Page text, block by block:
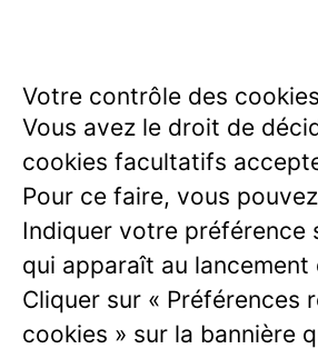
Votre contrôle des cookies
Vous avez le droit de
cookies facultatifs
Pour ce faire, vous
Indiquer votre préférence
qui apparaît au lancement
Cliquer sur « Préférences
cookies » sur la bannière